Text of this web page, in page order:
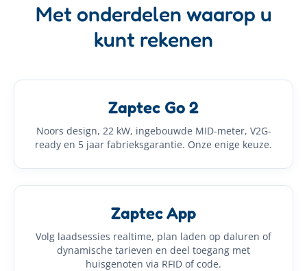
Met onderdelen waarop u
kunt rekenen
Zaptec Go 2
Noors design, 22 kW, ingebouwde MID-meter, V2G-
ready en 5 jaar fabrieksgarantie. Onze enige keuze.
Zaptec App
Volg laadsessies realtime, plan laden op daluren of
dynamische tarieven en deel toegang met
huisgenoten via RFID of code.